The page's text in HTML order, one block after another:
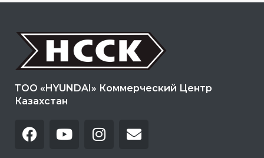
ТОО «HYUNDAI» Коммерческий Центр
Казахстан